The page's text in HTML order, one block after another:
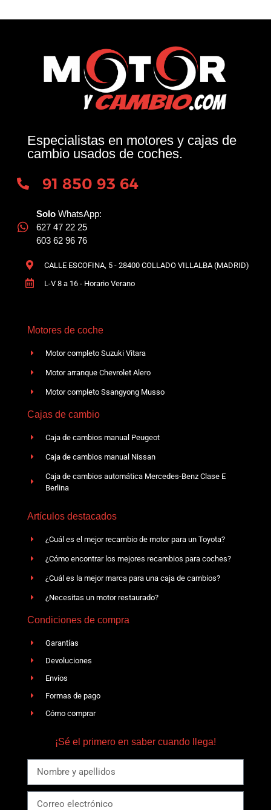
Especialistas en motores y cajas de
cambio usados de coches.
91 850 93 64
Solo WhatsApp:
627 47 22 25
603 62 96 76
CALLE ESCOFINA, 5 - 28400 COLLADO VILLALBA (MADRID)
L-V 8 a 16 - Horario Verano
Motores de coche
Motor completo Suzuki Vitara
Motor arranque Chevrolet Alero
Motor completo Ssangyong Musso
Cajas de cambio
Caja de cambios manual Peugeot
Caja de cambios manual Nissan
Caja de cambios automática Mercedes-Benz Clase E
Berlina
Artículos destacados
¿Cuál es el mejor recambio de motor para un Toyota?
¿Cómo encontrar los mejores recambios para coches?
¿Cuál es la mejor marca para una caja de cambios?
¿Necesitas un motor restaurado?
Condiciones de compra
Garantías
Devoluciones
Envíos
Formas de pago
Cómo comprar
¡Sé el primero en saber cuando llega!